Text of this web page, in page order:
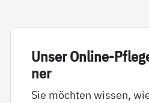
Un­ser On­li­ne-
ner
Sie möchten wissen,